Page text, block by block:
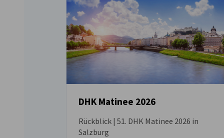
VIDEO
DHK Matinee 2026
Rückblick | 51. DHK Matinee 2026 in
Salzburg